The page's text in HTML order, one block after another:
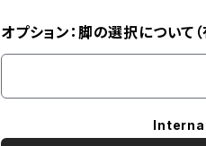
オプション：脚の選択について（